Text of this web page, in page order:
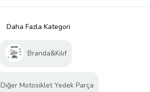
Daha Fazla Kategori
Branda&Kılıf
Diğer Motosiklet Yedek Parça